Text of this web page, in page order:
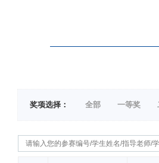
奖项选择： 全部 一等奖